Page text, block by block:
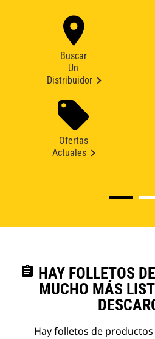
Buscar
Un
Distribuidor
Ofertas
Actuales
assignment HAY FOLLETOS
MUCHO MÁS
Hay folletos de